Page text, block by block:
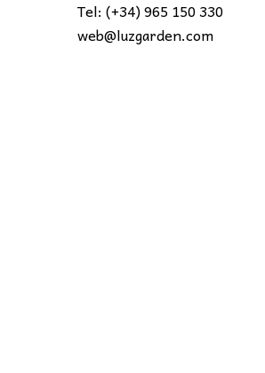
Tel: (+34) 965 150 330
web@luzgarden.com